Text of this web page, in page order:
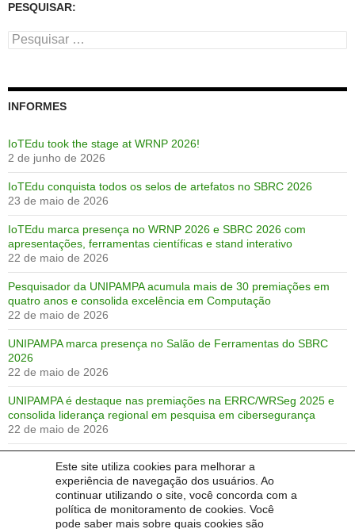
Este site utiliza cookies para melhorar a
experiência de navegação dos usuários. Ao
continuar utilizando o site, você concorda com a
política de monitoramento de cookies. Você
pode saber mais sobre quais cookies são
PESQUISAR:
Pesquisar
por:
INFORMES
IoTEdu took the stage at WRNP 2026!
2 de junho de 2026
IoTEdu conquista todos os selos de artefatos no SBRC 2026
23 de maio de 2026
IoTEdu marca presença no WRNP 2026 e SBRC 2026 com
apresentações, ferramentas científicas e stand interativo
22 de maio de 2026
Pesquisador da UNIPAMPA acumula mais de 30 premiações em
quatro anos e consolida excelência em Computação
22 de maio de 2026
UNIPAMPA marca presença no Salão de Ferramentas do SBRC
2026
22 de maio de 2026
UNIPAMPA é destaque nas premiações na ERRC/WRSeg 2025 e
consolida liderança regional em pesquisa em cibersegurança
22 de maio de 2026
22 de maio de 2026
Premiações no SBSeg 2024!